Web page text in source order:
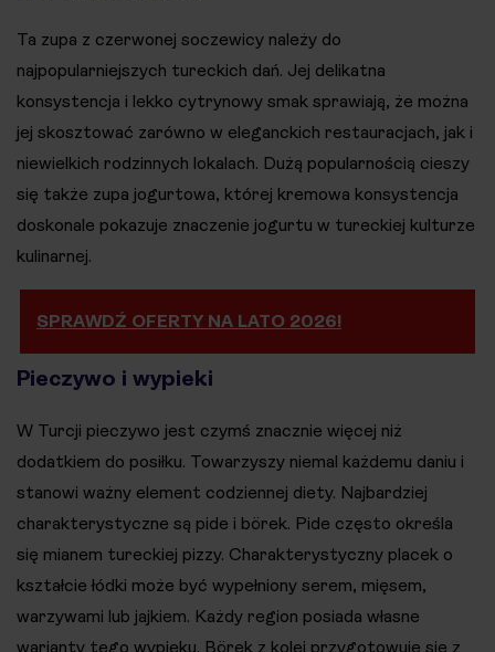
Ta zupa z czerwonej soczewicy należy do
najpopularniejszych tureckich dań. Jej delikatna
konsystencja i lekko cytrynowy smak sprawiają, że można
jej skosztować zarówno w eleganckich restauracjach, jak i
niewielkich rodzinnych lokalach. Dużą popularnością cieszy
się także zupa jogurtowa, której kremowa konsystencja
doskonale pokazuje znaczenie jogurtu w tureckiej kulturze
kulinarnej.
SPRAWDŹ OFERTY NA LATO 2026!
Pieczywo i wypieki
W Turcji pieczywo jest czymś znacznie więcej niż
dodatkiem do posiłku. Towarzyszy niemal każdemu daniu i
stanowi ważny element codziennej diety. Najbardziej
charakterystyczne są pide i börek. Pide często określa
się mianem tureckiej pizzy. Charakterystyczny placek o
kształcie łódki może być wypełniony serem, mięsem,
warzywami lub jajkiem. Każdy region posiada własne
warianty tego wypieku. Börek z kolei przygotowuje się z